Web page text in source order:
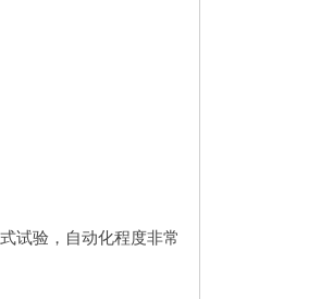
试验，自动化程度非常